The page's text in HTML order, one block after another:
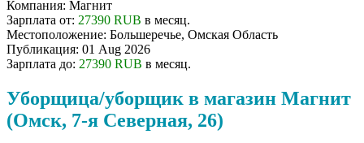
Компания: Магнит
Зарплата от: 27390 RUB в месяц.
Местоположение: Большеречье, Омская Область
Публикация: 01 Aug 2026
Зарплата до: 27390 RUB в месяц.
Уборщица/уборщик в магазин Магнит
(Омск, 7-я Северная, 26)